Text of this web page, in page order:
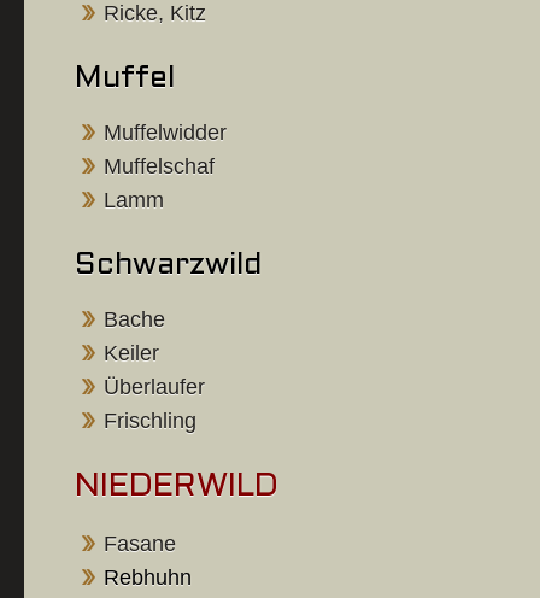
Ricke, Kitz
Muffel
Muffelwidder
Muffelschaf
Lamm
Schwarzwild
Bache
Keiler
Überlaufer
Frischling
NIEDERWILD
Fasane
Rebhuhn